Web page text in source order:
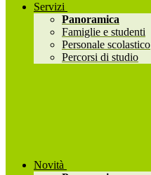
Servizi
Panoramica
Famiglie e studenti
Personale scolastico
Percorsi di studio
Novità